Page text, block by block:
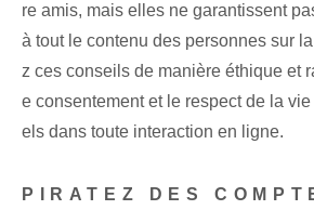
re amis, mais elles ne garantissent
à tout le contenu des personnes sur
z ces conseils de manière éthique⁢ et
e consentement et le respect de la
els dans toute interaction en ligne.
PIRATEZ DES